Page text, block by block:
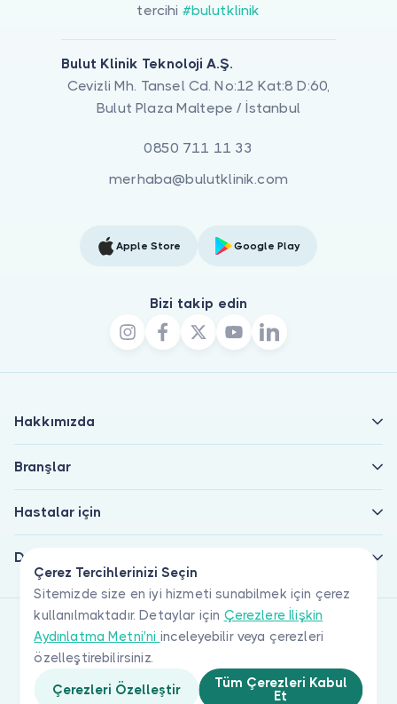
Çerez Tercihlerinizi Seçin
Sitemizde size en iyi hizmeti sunabilmek için çerez
kullanılmaktadır. Detaylar için Çerezlere İlişkin
Aydınlatma Metni'ni inceleyebilir veya çerezleri
özelleştirebilirsiniz.
Çerezleri Özelleştir
Tüm Çerezleri Kabul
Et
tercihi #bulutklinik
Bulut Klinik Teknoloji A.Ş.
Cevizli Mh. Tansel Cd. No:12 Kat:8 D:60,
Bulut Plaza Maltepe / İstanbul
0850 711 11 33
merhaba@bulutklinik.com
Apple Store Google Play
Bizi takip edin
Hakkımızda
Branşlar
Hastalar için
Doktorlar için